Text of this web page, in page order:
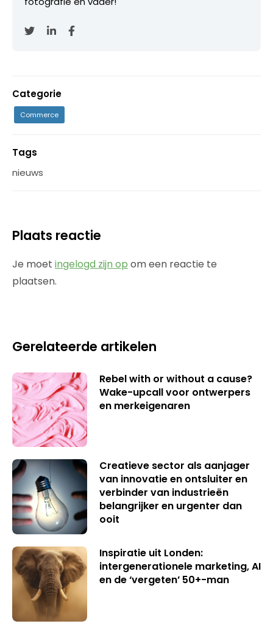
Categorie
Commerce
Tags
nieuws
Plaats reactie
Je moet ingelogd zijn op om een reactie te
plaatsen.
Gerelateerde artikelen
Rebel with or without a cause?
Wake-upcall voor ontwerpers
en merkeigenaren
Creatieve sector als aanjager
van innovatie en ontsluiter en
verbinder van industrieën
belangrijker en urgenter dan
ooit
Inspiratie uit Londen:
intergenerationele marketing, AI
en de ‘vergeten’ 50+-man